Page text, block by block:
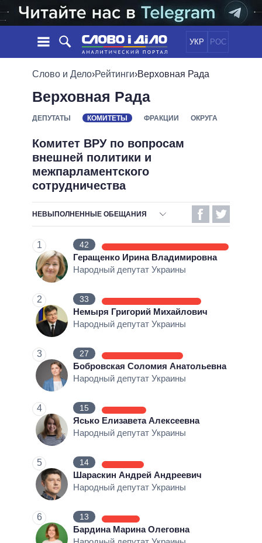
УКР РОС
НОВОСТИ
ЛЕНТА
СОБЫТИЯ
МНЕНИЯ
ОБЗОРЫ
ДАЙДЖЕСТЫ
ПОЛИТИКА
ЭКОНОМИКА
МИР
ОБЕЩАНИЯ
ПОЛИТИКИ
ВСЕ ПОЛИТИКИ
ПРЕЗИДЕНТ И ОФИС
ВЕРХОВНАЯ РАДА
КАБИНЕТ МИНИСТРОВ
ГЛАВЫ ОБЛАДМИНИСТРАЦИЙ
ВСЕ ПЕРСОНЫ
ИНФОГРАФИКА
ВИДЕО
ПОДДЕРЖАТЬ
СРАВНЕНИЕ ПОЛИТИКОВ
Слово и Дело›Рейтинги›Верховная Рада
Верховная Рада
ДЕПУТАТЫ КОМИТЕТЫ ФРАКЦИИ ОКРУГА
Комитет ВРУ по вопросам
внешней политики и
межпарламентского
сотрудничества
НЕВЫПОЛНЕННЫЕ ОБЕЩАНИЯ
БЕЗОТВЕТСТВЕННОСТЬ
ВЫПОЛНЕННЫЕ ОБЕЩАНИЯ
ОБЕЩАНИЯ В ПРОЦЕССЕ
КОЛИЧЕСТВО ОБЕЩАНИЙ
1 42
Геращенко Ирина Владимировна
Народный депутат Украины
2 33
Немыря Григорий Михайлович
Народный депутат Украины
3 27
Бобровская Соломия Анатольевна
Народный депутат Украины
4 15
Ясько Елизавета Алексеевна
Народный депутат Украины
5 14
Шараскин Андрей Андреевич
Народный депутат Украины
6 13
Бардина Марина Олеговна